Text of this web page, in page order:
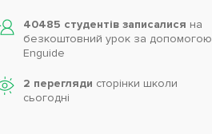
40485 студентів записалися на
безкоштовний урок за допомогою
Enguide
2 перегляди сторінки школи
cьогодні